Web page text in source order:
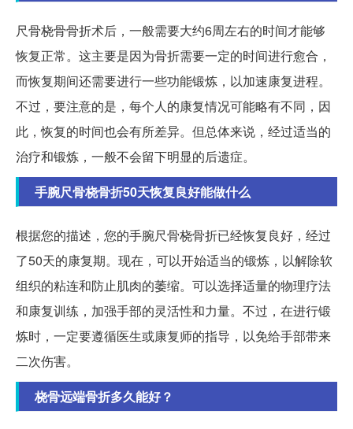
尺骨桡骨骨折术后，一般需要大约6周左右的时间才能够
恢复正常。这主要是因为骨折需要一定的时间进行愈合，
而恢复期间还需要进行一些功能锻炼，以加速康复进程。
不过，要注意的是，每个人的康复情况可能略有不同，因
此，恢复的时间也会有所差异。但总体来说，经过适当的
治疗和锻炼，一般不会留下明显的后遗症。
手腕尺骨桡骨折50天恢复良好能做什么
根据您的描述，您的手腕尺骨桡骨折已经恢复良好，经过
了50天的康复期。现在，可以开始适当的锻炼，以解除软
组织的粘连和防止肌肉的萎缩。可以选择适量的物理疗法
和康复训练，加强手部的灵活性和力量。不过，在进行锻
炼时，一定要遵循医生或康复师的指导，以免给手部带来
二次伤害。
桡骨远端骨折多久能好？